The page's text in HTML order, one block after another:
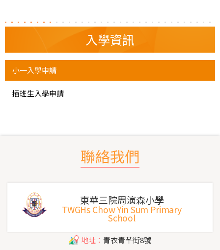
入學資訊
小一入學申請
插班生入學申請
聯絡我們
東華三院周演森小學
TWGHs Chow Yin Sum Primary
School
地址： 青衣青芊街8號